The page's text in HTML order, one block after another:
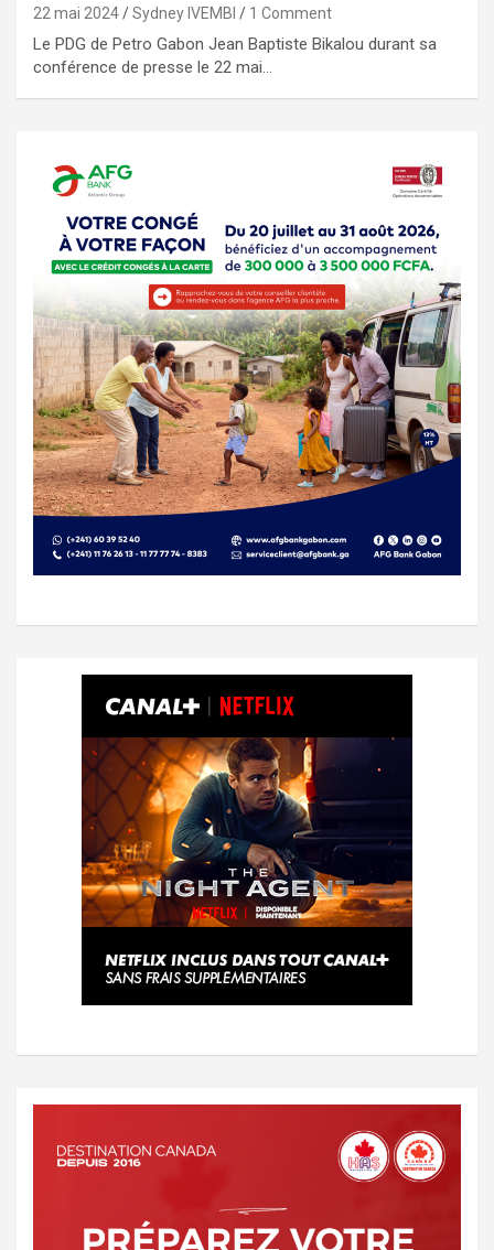
22 mai 2024 Sydney IVEMBI 1 Comment
Le PDG de Petro Gabon Jean Baptiste Bikalou durant sa
conférence de presse le 22 mai…